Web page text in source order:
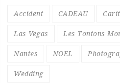
Accident CADEAU
Las Vegas Les Tontons
Nantes NOEL
Wedding